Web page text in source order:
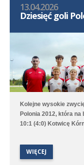
13.04.2026
Dziesięć goli
Kolejne wysokie
Polonia 2012, która na
10:1 (4:0) Kotwicę
skompletował Karol
WIĘCEJ